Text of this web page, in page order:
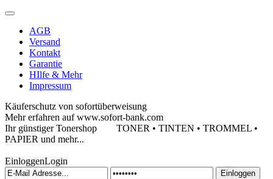
AGB
Versand
Kontakt
Garantie
HIlfe & Mehr
Impressum
Käuferschutz von sofortüberweisung
Mehr erfahren auf www.sofort-bank.com
Ihr günstiger Tonershop TONER • TINTEN • TROMMEL •
PAPIER und mehr...
EinloggenLogin